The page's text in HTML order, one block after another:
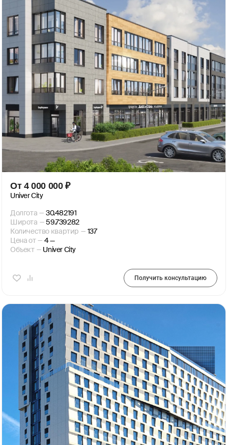
От 4 000 000 ₽
​Univer City
Долгота — 30.482191
Широта — 59.739282
Количество квартир — 137
Цена от — 4 —
Объект — ​Univer City
Получить консультацию